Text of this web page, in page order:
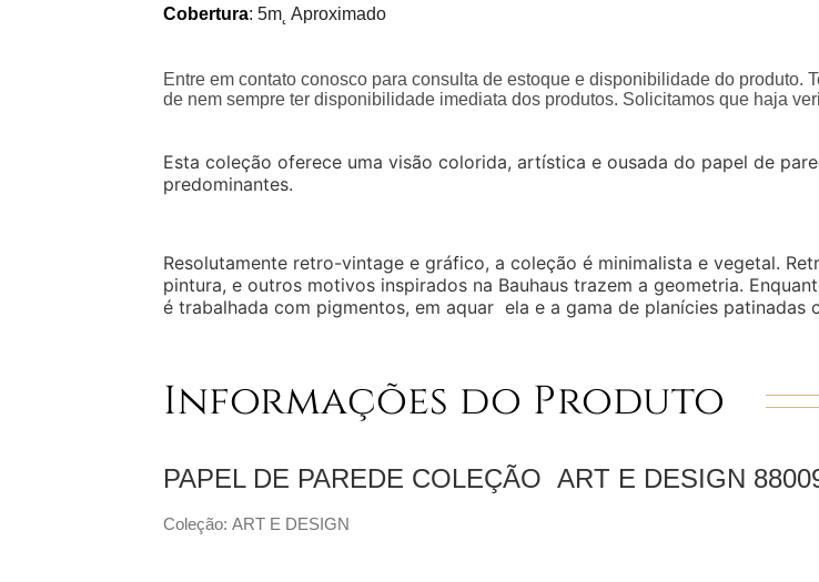
Cobertura: 5m˛ Aproximado
Entre em contato conosco para consulta de estoque e disponibilidade do produto.
de nem sempre ter disponibilidade imediata dos produtos. Solicitamos que haja
Esta coleção oferece uma visão colorida, artística e ousada do papel de
predominantes.
Resolutamente retro-vintage e gráfico, a coleção é minimalista e vegetal.
pintura, e outros motivos inspirados na Bauhaus trazem a geometria.
é trabalhada com pigmentos, em aquar ela e a gama de planícies patinadas
Informações do Produto
PAPEL DE PAREDE COLEÇÃO ART E DESIGN
Coleção: ART E DESIGN